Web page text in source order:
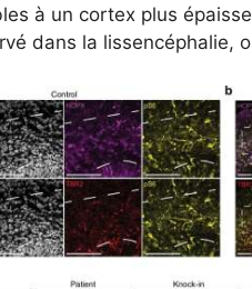
à un cortex plus
dans la lissencéphalie,